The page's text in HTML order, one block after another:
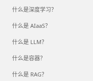
什么是深度学习？
什么是 AIaaS？
什么是 LLM？
什么是容器？
什么是 RAG？